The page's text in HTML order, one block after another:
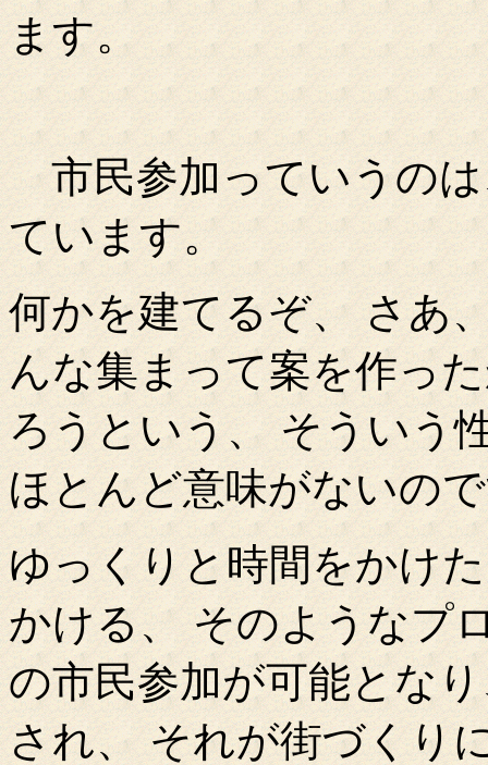
ます。
市民参加っていうの
ています。
何かを建てるぞ、 さあ
んな集まって案を作っ
ろうという、 そういう
ほとんど意味がないの
ゆっくりと時間をかけ
かける、 そのようなプ
の市民参加が可能とな
され、 それが街づくり